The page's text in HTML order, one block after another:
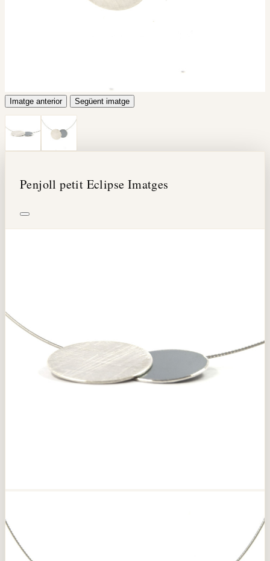
Imatge anterior Següent imatge
Penjoll petit Eclipse Imatges